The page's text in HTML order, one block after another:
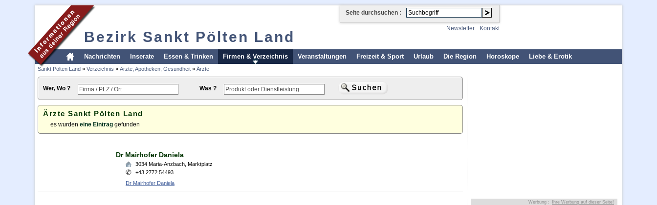
Bezirk Sankt Pölten Land
Seite durchsuchen :
Newsletter Kontakt
Nachrichten Inserate Essen & Trinken Firmen & Verzeichnis Veranstaltungen Freizeit & Sport Urlaub Die Region Horoskope Liebe & Erotik
Sankt Pölten Land » Verzeichnis » Ärzte, Apotheken, Gesundheit » Ärzte
Wer, Wo ? Was ?
Ärzte Sankt Pölten Land
es wurden eine Eintrag gefunden
Dr Mairhofer Daniela
3034 Maria-Anzbach Marktplatz
+43 2772 54493
Dr Mairhofer Daniela
Werbung : Ihre Werbung auf dieser Seite!